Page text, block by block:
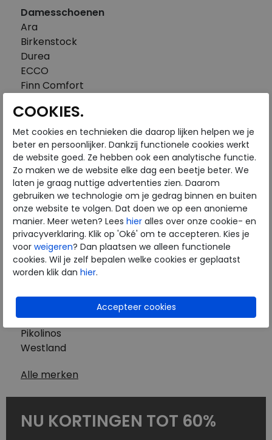
Damesschoenen
Ara
Birkenstock
Durea
ECCO
Finn Comfort
Gabor
Piedi Nudi
Pikolinos
Solidus
Think
Waldlaufer
Westland
Wolky
Herenschoenen
Australian
Birkenstock
Clarks
Mephisto
Pikolinos
Westland
Alle merken
NU KORTINGEN TOT 60%
COOKIES.
Met cookies en technieken die daarop lijken helpen we je
beter en persoonlijker. Dankzij functionele cookies werkt
de website goed. Ze hebben ook een analytische functie.
Zo maken we de website elke dag een beetje beter. We
laten je graag nuttige advertenties zien. Daarom
gebruiken we technologie om je gedrag binnen en buiten
onze website te volgen. Dat doen we op een anonieme
manier. Meer weten? Lees hier alles over onze cookie- en
privacyverklaring. Klik op 'Oké' om te accepteren. Kies je
voor weigeren? Dan plaatsen we alleen functionele
cookies. Wil je zelf bepalen welke cookies er geplaatst
worden klik dan hier.